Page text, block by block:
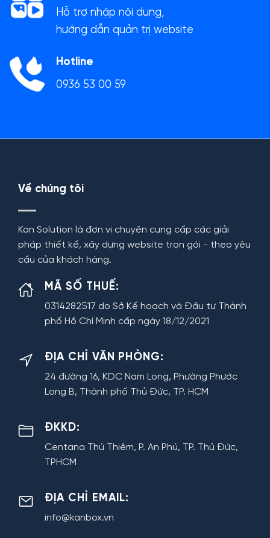
Hỗ trợ nhập nội dung,
hướng dẫn quản trị website
Hotline
0936 53 00 59
Về chúng tôi
Kan Solution là đơn vị chuyên cung cấp các giải
pháp thiết kế, xây dựng website trọn gói - theo yêu
cầu của khách hàng.
MÃ SỐ THUẾ:
0314282517 do Sở Kế hoạch và Đầu tư Thành
phố Hồ Chí Minh cấp ngày 18/12/2021
ĐỊA CHỈ VĂN PHÒNG:
24 đường 16, KDC Nam Long, Phường Phước
Long B, Thành phố Thủ Đức, TP. HCM
ĐKKD:
Centana Thủ Thiêm, P. An Phú, TP. Thủ Đức,
TPHCM
ĐỊA CHỈ EMAIL:
info@kanbox.vn